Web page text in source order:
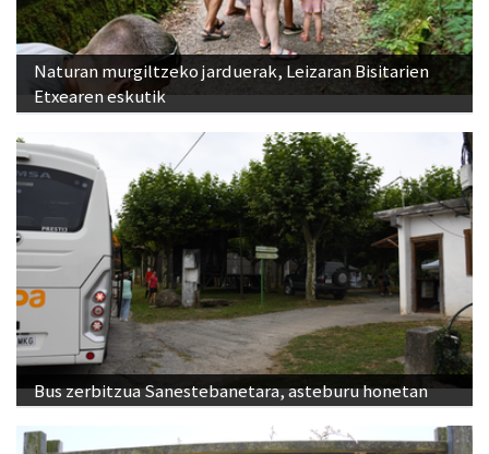
Naturan murgiltzeko jarduerak, Leizaran Bisitarien
Etxearen eskutik
Bus zerbitzua Sanestebanetara, asteburu honetan